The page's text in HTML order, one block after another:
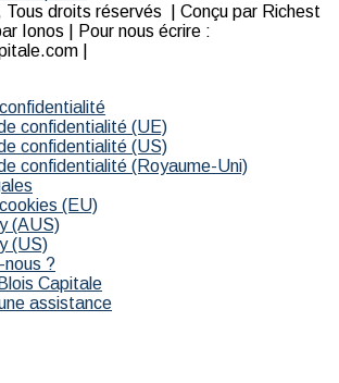
droits réservés | Conçu par Richest
Ionos | Pour nous écrire :
|
confidentialité (UE)
confidentialité (US)
confidentialité (Royaume-Uni)
(EU)
(AUS)
(US)
nous ?
Capitale
assistance